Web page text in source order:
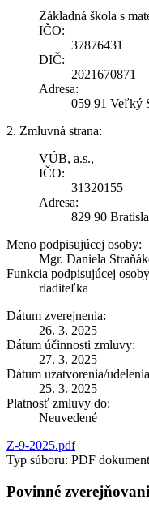
Základná škola s
IČO:
37876431
DIČ:
2021670871
Adresa:
059 91 Veľký
2. Zmluvná strana:
VÚB, a.s.,
IČO:
31320155
Adresa:
829 90
Meno podpisujúcej osoby:
Mgr. Daniela
Funkcia podpisujúcej
riaditeľka
Dátum zverejnenia:
26. 3. 2025
Dátum účinnosti zmluvy:
27. 3. 2025
Dátum uzatvorenia/
25. 3. 2025
Platnosť zmluvy do:
Neuvedené
Z-9-2025.pdf
Typ súboru: PDF
Povinné